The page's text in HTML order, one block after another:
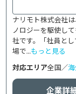
ナリモト株式会社
ノロジーを駆使し
社です。「社員と
場で...もっと見る
対応エリア全国／
企業詳